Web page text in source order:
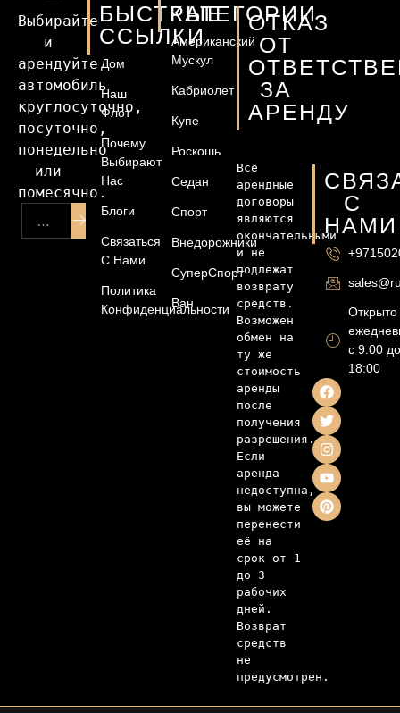
Выбирайте
и
арендуйте
автомобиль
круглосуточно,
посуточно,
понедельно
или
помесячно.
БЫСТРЫЕ
ССЫЛКИ
Дом
Наш
Флот
Почему
Выбирают
Нас
Блоги
Связаться
С Нами
Политика
Конфиденциальности
КАТЕГОРИИ
Американский
Мускул
Кабриолет
Купе
Роскошь
Седан
Спорт
Внедорожники
СуперСпорт
Ван
ОТКАЗ
ОТ
ЗА
АРЕНДУ
Все
арендные
договоры
являются
окончательными
и не
подлежат
возврату
средств.
Возможен
обмен на
ту же
стоимость
аренды
после
получения
разрешения.
Если
аренда
недоступна,
вы можете
перенести
её на
срок от 1
до 3
рабочих
дней.
Возврат
средств
не
предусмотрен.
С
НАМИ
Открыто
с 9:00 до
18:00